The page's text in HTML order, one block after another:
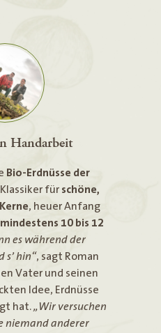
Handarbeit
Bio-Erdnüsse der
für schöne,
, heuer Anfang
10 bis 12
es während der
s’ hin“, sagt Roman
Vater und seinen
Idee, Erdnüsse
hat.„Wir versuchen
niemand anderer